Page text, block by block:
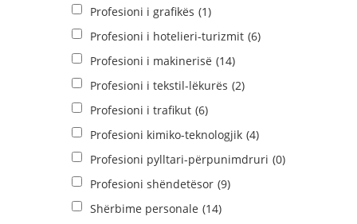
Profesioni i grafikës (1)
Profesioni i hotelieri-turizmit (6)
Profesioni i makinerisë (14)
Profesioni i tekstil-lëkurës (2)
Profesioni i trafikut (6)
Profesioni kimiko-teknologjik (4)
Profesioni pylltari-përpunimdruri (0)
Profesioni shëndetësor (9)
Shërbime personale (14)